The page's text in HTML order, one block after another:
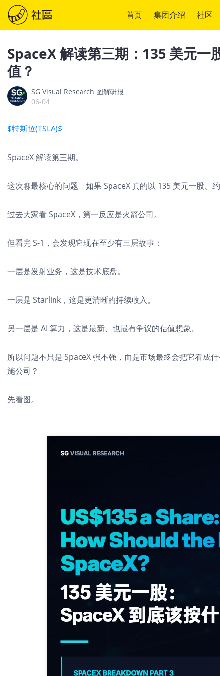
首页 集团介绍 社区
SpaceX 解读第三期：135 美元一
值？
SG Visual Research 图解研报
06-04
$特斯拉(TSLA)$
SpaceX 解读第三期。
这次聊最核心的问题：如果 SpaceX 真的以 135 美元一股、
过去大家看 SpaceX，第一反应是火箭公司。
但看完 S-1，会发现它现在至少有三层故事：
一层是发射业务，这是技术底盘。
一层是 Starlink，这是更清晰的持续收入。
另一层是 AI 算力，这是最新、也最有争议的估值想象。
所以问题不只是 SpaceX 强不强，而是市场最终会把它看成
施公司？
先看图。